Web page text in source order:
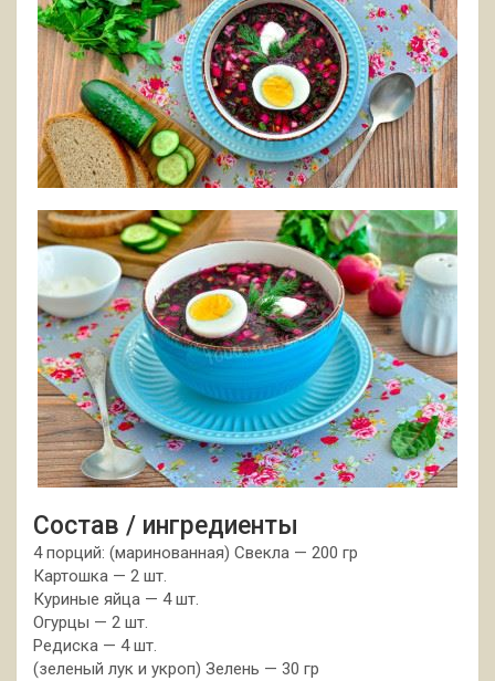
Состав / ингредиенты
4 порций: (маринованная) Свекла — 200 гр
Картошка — 2 шт.
Куриные яйца — 4 шт.
Огурцы — 2 шт.
Редиска — 4 шт.
(зеленый лук и укроп) Зелень — 30 гр